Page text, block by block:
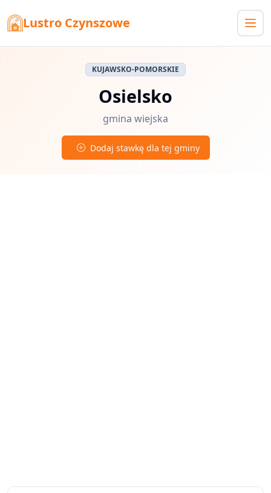
Lustro Czynszowe
KUJAWSKO-POMORSKIE
Osielsko
gmina wiejska
Dodaj stawkę dla tej gminy